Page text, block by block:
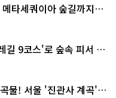
타세쿼이아 숲길까지…
길 9코스'로 숲속 피서 떠
물! 서울 '진관사 계곡'이